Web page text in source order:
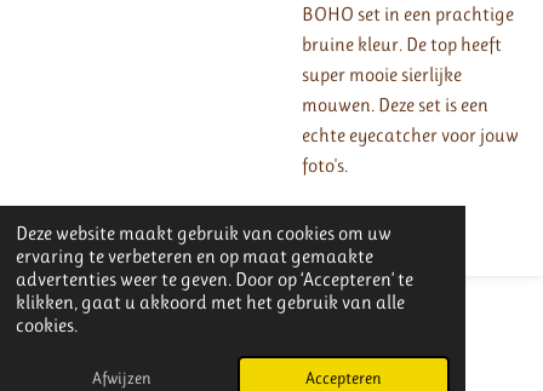
Deze website maakt gebruik van cookies om uw
ervaring te verbeteren en op maat gemaakte
advertenties weer te geven. Door op ‘Accepteren’ te
klikken, gaat u akkoord met het gebruik van alle
cookies.
Afwijzen Accepteren
BOHO set in een prachtige
bruine kleur. De top heeft
super mooie sierlijke
mouwen. Deze set is een
echte eyecatcher voor jouw
foto's.
© 2025 - 2026 Joli-dresses
Powered by